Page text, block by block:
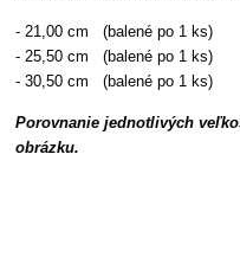
- 21,00 cm (balené po 1 ks)
- 25,50 cm (balené po 1 ks)
- 30,50 cm (balené po 1 ks)
Porovnanie jednotlivých
obrázku.